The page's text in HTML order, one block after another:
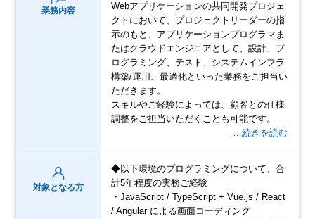
業務内容
Webアプリケーションの共同開発プロジェ
クトにおいて、プロジェクトリーダーの指
示のもと、アプリケーションプログラマま
たはクラウドエンジニアとして、設計、プ
ログラミング、テスト、システムインフラ
構築/運用、最適化といった業務をご担当い
ただきます。
スキルやご経験によっては、顧客との仕様
調整をご担当いただくことも可能です。
…続きを読む
対象となる方
◆以下環境のプログラミングについて、合
計5年程度の実務ご経験
・JavaScript / TypeScript + Vue.js / React
/ Angular による画面コーディング